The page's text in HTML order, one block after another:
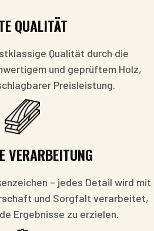
QUALITÄT
Qualität durch die
und geprüftem Holz,
Preisleistung.
VERARBEITUNG
– jedes Detail wird mit
und Sorgfalt verarbeitet,
Ergebnisse zu erzielen.